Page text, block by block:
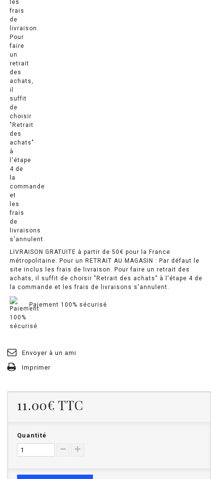
LIVRAISON GRATUITE à partir de 50€ pour la France
métropolitaine. Pour un RETRAIT AU MAGASIN : Par défaut le
site inclus les frais de livraison. Pour faire un retrait des
achats, il suffit de choisir "Retrait des achats" à l'étape 4 de
la commande et les frais de livraisons s'annulent.
Paiement 100% sécurisé
Envoyer à un ami
Imprimer
11.00€ TTC
Quantité